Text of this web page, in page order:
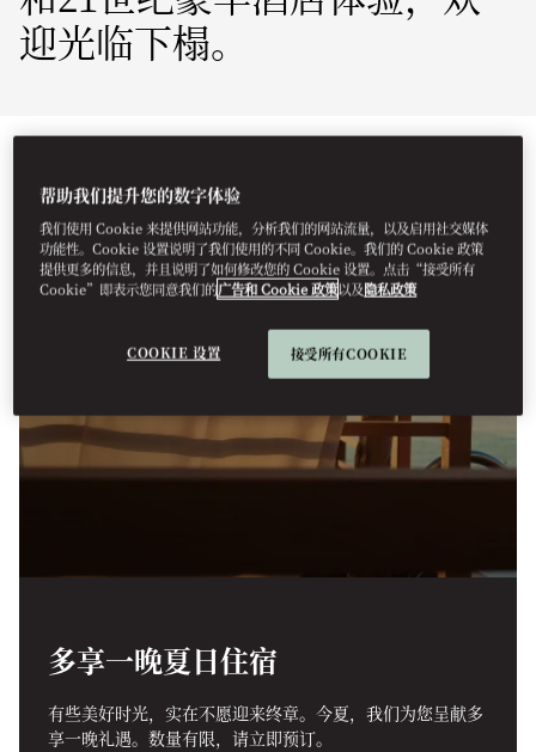
迎光临下榻。
多享一晚夏日住宿
有些美好时光，实在不愿迎来终章。今夏，我们为您呈献多
享一晚礼遇。数量有限，请立即预订。
帮助我们提升您的数字体验
我们使用 Cookie 来提供网站功能，分析我们的网站流量，以及启用社交媒体
功能性。Cookie 设置说明了我们使用的不同 Cookie。我们的 Cookie 政策
提供更多的信息，并且说明了如何修改您的 Cookie 设置。点击“接受所有
Cookie”即表示您同意我们的广告和 Cookie 政策以及隐私政策
COOKIE 设置 接受所有COOKIE